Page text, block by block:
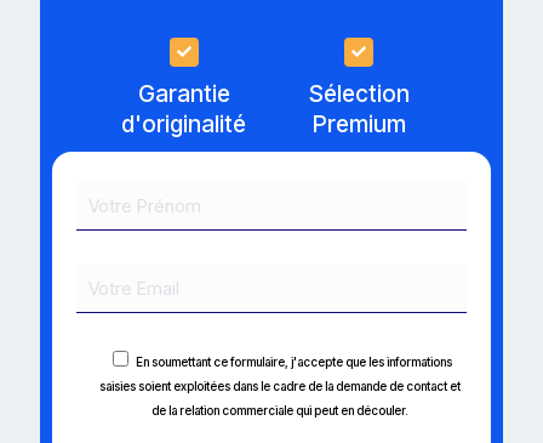
Garantie
d'originalité
Sélection
Premium
En soumettant ce formulaire, j'accepte que les informations
saisies soient exploitées dans le cadre de la demande de contact et
de la relation commerciale qui peut en découler.